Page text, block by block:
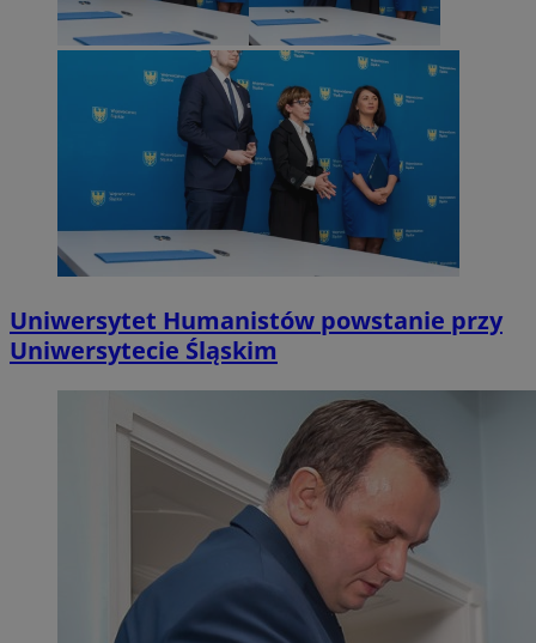
Uniwersytet Humanistów powstanie przy
Uniwersytecie Śląskim